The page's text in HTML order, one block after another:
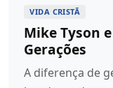
VIDA CRISTÃ
Mike Tyson
Gerações
A diferença de